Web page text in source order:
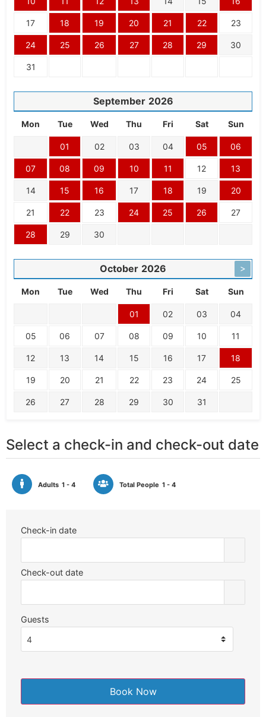
17 18 19 20 21 22 23
24 25 26 27 28 29 30
31
September 2026
Mon Tue Wed Thu Fri Sat Sun
01 02 03 04 05 06
07 08 09 10 11 12 13
14 15 16 17 18 19 20
21 22 23 24 25 26 27
28 29 30
October 2026 >
Mon Tue Wed Thu Fri Sat Sun
01 02 03 04
05 06 07 08 09 10 11
12 13 14 15 16 17 18
19 20 21 22 23 24 25
26 27 28 29 30 31
Select a check-in and check-out date
Adults 1 - 4 Total People 1 - 4
Check-in date
Check-out date
Guests